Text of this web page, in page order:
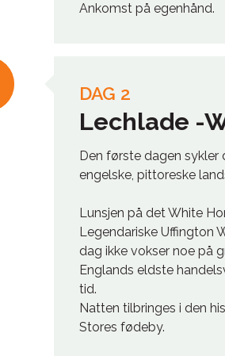
Ankomst på egenhånd.
DAG 2
Lechlade -
Den første dagen sykler
engelske, pittoreske
Lunsjen på det White
Legendariske Uffington
dag ikke vokser noe på
Englands eldste
tid.
Natten tilbringes i den
Stores fødeby.